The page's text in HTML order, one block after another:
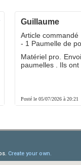
guillaume
Posté le 05/07/2026 à 20:21
Article commandé
- 1 Paumelle de
Matériel pro.
paumelles . Ils ont